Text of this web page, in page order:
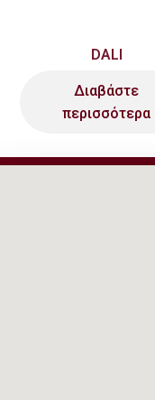
DALI
Διαβάστε
περισσότερα